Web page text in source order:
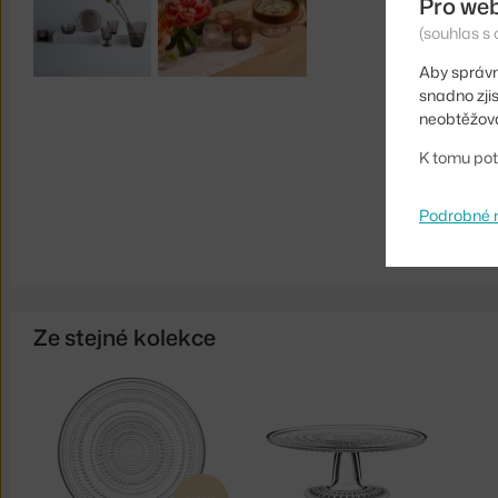
Ze stejné kolekce
(souhlas s
Aby
snadno
K tomu
Podrobné